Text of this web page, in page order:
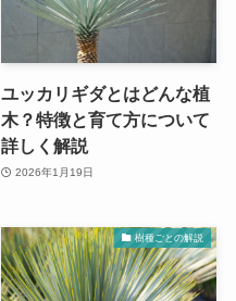
ユッカリギダとはどんな植
木？特徴と育て方について
詳しく解説
2026年1月19日
樹種ごとの解説